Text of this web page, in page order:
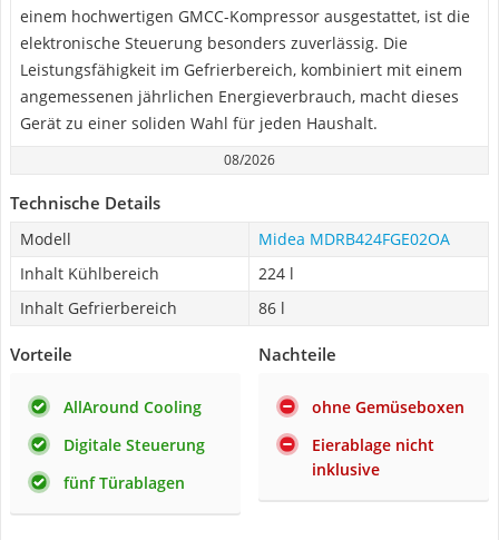
einem hochwertigen GMCC-Kompressor ausgestattet, ist die
elektronische Steuerung besonders zuverlässig. Die
Leistungsfähigkeit im Gefrierbereich, kombiniert mit einem
angemessenen jährlichen Energieverbrauch, macht dieses
Gerät zu einer soliden Wahl für jeden Haushalt.
08/2026
Technische Details
Modell
Midea MDRB424FGE02OA
Inhalt Kühlbereich
224 l
Inhalt Gefrierbereich
86 l
Vorteile
AllAround Cooling
Digitale Steuerung
fünf Türablagen
Nachteile
ohne Gemüseboxen
Eierablage nicht
inklusive